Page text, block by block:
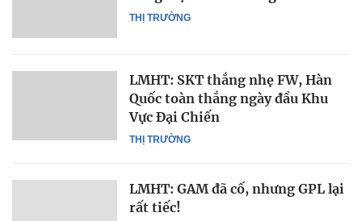
THỊ TRƯỜNG
THỊ TRƯỜNG
LMHT: SKT thắng nhẹ FW, Hàn
Quốc toàn thắng ngày đầu Khu
Vực Đại Chiến
LMHT: GAM đã cố, nhưng GPL lại
rất tiếc!